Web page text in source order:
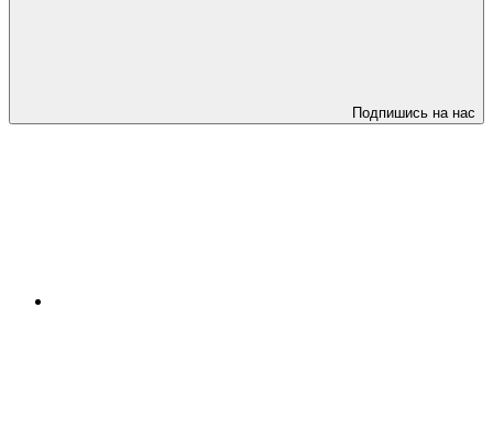
Подпишись на нас